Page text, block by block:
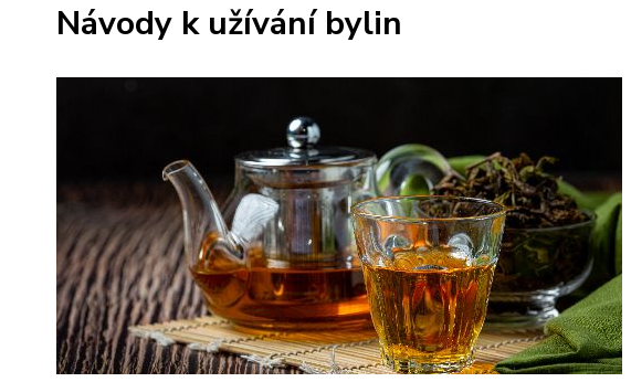
Návody k užívání bylin